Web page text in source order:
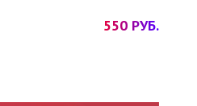
550 РУБ.